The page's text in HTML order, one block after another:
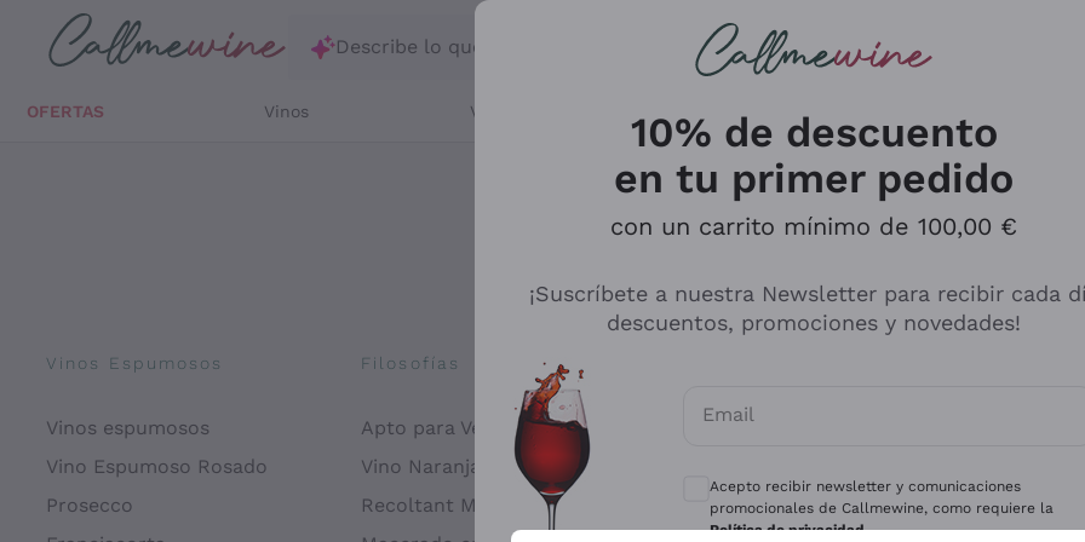
Saltar al contenido principal
Describe lo que estás buscando
OFERTAS Vinos Vinos Blancos
Vinos Espumosos
Vinos espumosos
Vino Espumoso Rosado
Prosecco
Filosofías
Apto para Veganos
Vino Naranja
Recoltant Manipulant
Antinori
Ca' del Bosco
Gavi
10% de descuento
en tu primer pedido
con un carrito mínimo de 100,00 €
¡Suscríbete a nuestra Newsletter para recibir cada
descuentos, promociones y novedades!
Email
Consentimientos opcionales para recibir
Acepto recibir newsletter y comunicaciones
promocionales de Callmewine, como requiere la
Política de privacidad